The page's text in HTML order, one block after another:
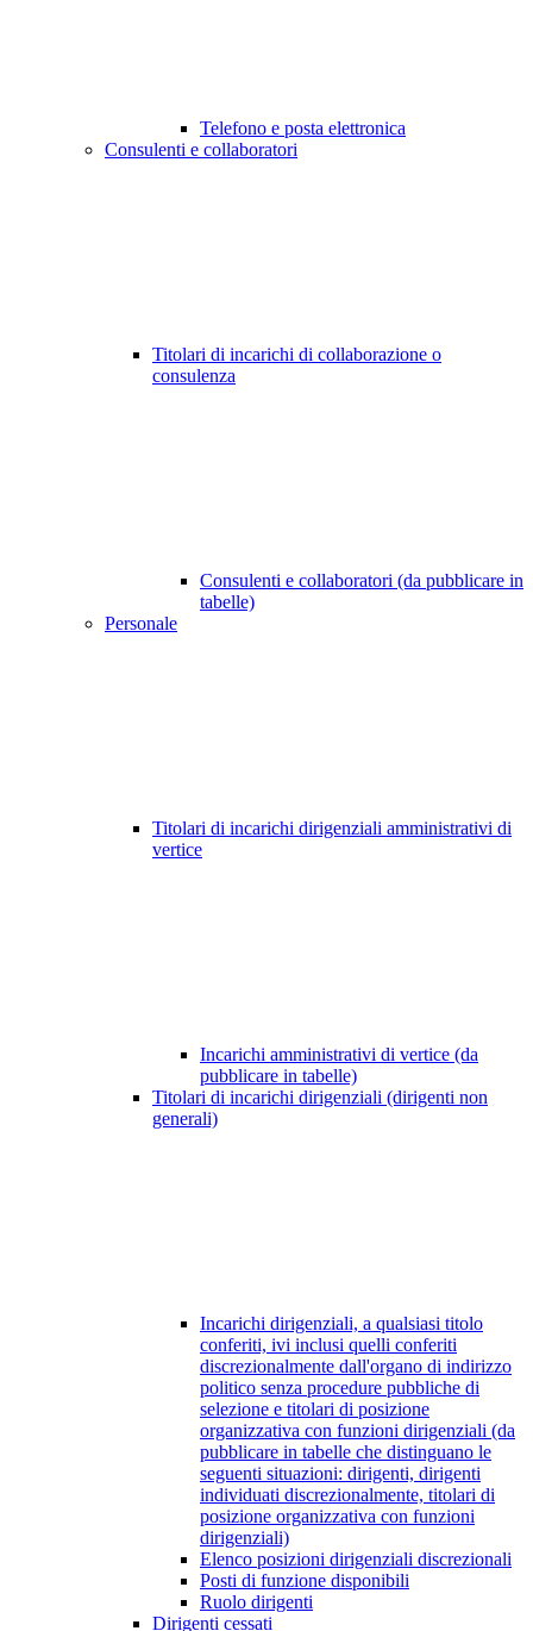
Telefono e posta elettronica
Consulenti e collaboratori
Titolari di incarichi di collaborazione o
consulenza
Consulenti e collaboratori (da pubblicare in
tabelle)
Personale
Titolari di incarichi dirigenziali amministrativi di
vertice
Incarichi amministrativi di vertice (da
pubblicare in tabelle)
Titolari di incarichi dirigenziali (dirigenti non
generali)
Incarichi dirigenziali, a qualsiasi titolo
conferiti, ivi inclusi quelli conferiti
discrezionalmente dall'organo di indirizzo
politico senza procedure pubbliche di
selezione e titolari di posizione
organizzativa con funzioni dirigenziali (da
pubblicare in tabelle che distinguano le
seguenti situazioni: dirigenti, dirigenti
individuati discrezionalmente, titolari di
posizione organizzativa con funzioni
dirigenziali)
Elenco posizioni dirigenziali discrezionali
Posti di funzione disponibili
Ruolo dirigenti
Dirigenti cessati